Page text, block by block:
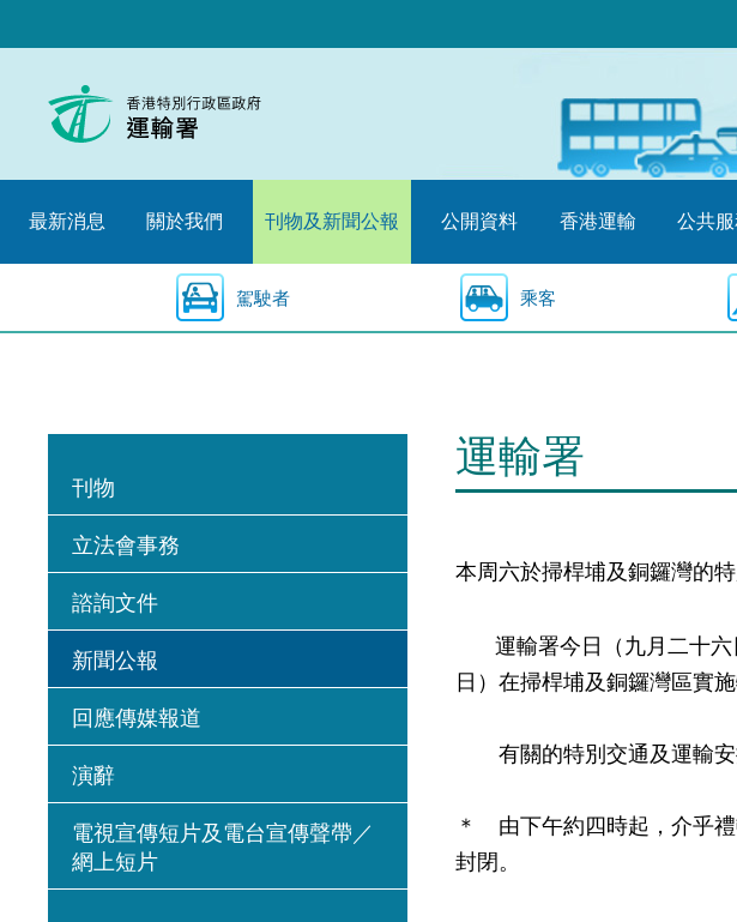
至
始
最新消息 關於我們 刊物及新聞公報 公開資料 香港運輸 公共
駕駛者 乘客
刊物
立法會事務
諮詢文件
新聞公報
回應傳媒報道
演辭
電視宣傳短片及電台宣傳聲帶／
網上短片
運輸署
本周六於掃桿埔及銅鑼灣的
運輸署今日（九月二十六
日）在掃桿埔及銅鑼灣區實
有關的特別交通及運輸安
＊ 由下午約四時起，介乎
封閉。